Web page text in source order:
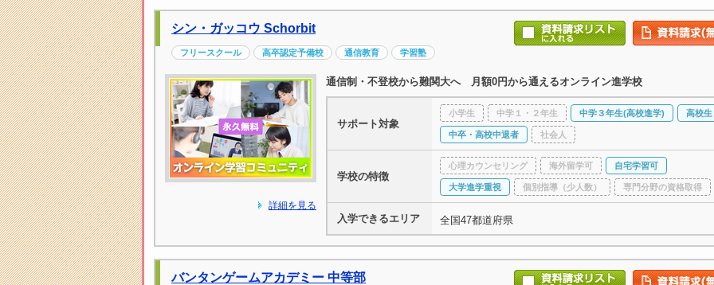
シン・ガッコウ Schorbit
フリースクール 高卒認定予備校 通信教育 学習塾
詳細を見る
通信制・不登校から難関大へ 月額0円から通えるオンライン進学校
サポート対象
小学生 中学１・２年生 中学３年生(高校進学) 高校生
中卒・高校中退者 社会人
学校の特徴
心理カウンセリング 海外留学可 自宅学習可
大学進学重視 個別指導（少人数） 専門分野の資格取得
入学できるエリア 全国47都道府県
バンタンゲームアカデミー 中等部